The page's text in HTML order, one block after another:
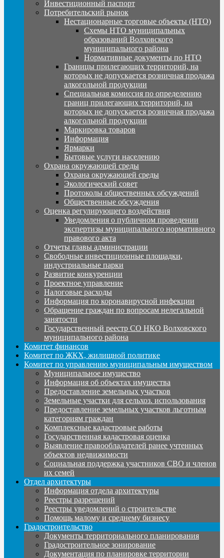
Инвестиционный паспорт
Потребительский рынок
Нестационарные торговые объекты (НТО)
Схемы НТО муниципальных
образований Волховского
муниципального района
Нормативные документы по НТО
Границы прилегающих территорий, на
которых не допускается розничная продажа
алкогольной продукции
Специальная комиссия по определению
границ прилегающих территорий, на
которых не допускается розничная продажа
алкогольной продукции
Маркировка товаров
Информация
Ярмарки
Бытовые услуги населению
Охрана окружающей среды
Охрана окружающей среды
Экологический совет
Протоколы общественных обсуждений
Общественные обсуждения
Оценка регулирующего воздействия
Уведомления о публичном проведении
экспертизы муниципального нормативного
правового акта
Отчеты главы администрации
Свободные инвестиционные площадки,
индустриальные парки
Развитие конкуренции
Проектное управление
Налоговые расходы
Информация по коронавирусной инфекции
Обращение граждан по вопросам нелегальной
занятости
Государственный реестр СО НКО Волховского
муниципального района
Комитет финансов
Комитет по ЖКХ, жилищной политике
Комитет по управлению муниципальным имуществом
Муниципальное имущество
Информация об объектах имущества
Предоставление земельных участков
Земельные участки для сельхоз. использования
Предоставление земельных участков льготным
категориям граждан
Комплексные кадастровые работы
Государственная кадастровая оценка
Выявление правообладателей ранее учтенных
объектов недвижимости
Социальная поддержка участников СВО и членов
их семей
Отдел архитектуры
Информация отдела архитектуры
Реестры разрешений
Реестры уведомлений о строительстве
Помощь малому и среднему бизнесу
Градостроительство
Документы территориального планирования
Градостроительное зонирование
Документация по планировке территории